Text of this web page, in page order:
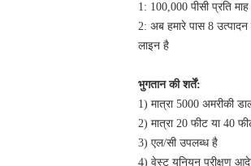
1: 100,000 पीसी प्रति माह
2: अब हमारे पास 8
लाइन है
भुगतान की शर्तें:
1) मात्रा 5000 अमरीकी
2) मात्रा 20 फीट या 40
3) एल/सी उपलब्ध है
4) वेस्ट यूनियन परीक्षण